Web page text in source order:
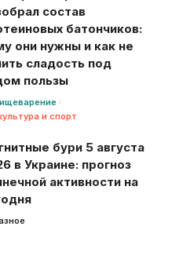
состав
батончиков:
они нужны и как не
сладость под
пользы
и спорт
бури 5 августа
в Украине: прогноз
активности на